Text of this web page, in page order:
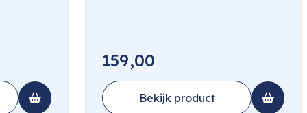
159,00
Bekijk product